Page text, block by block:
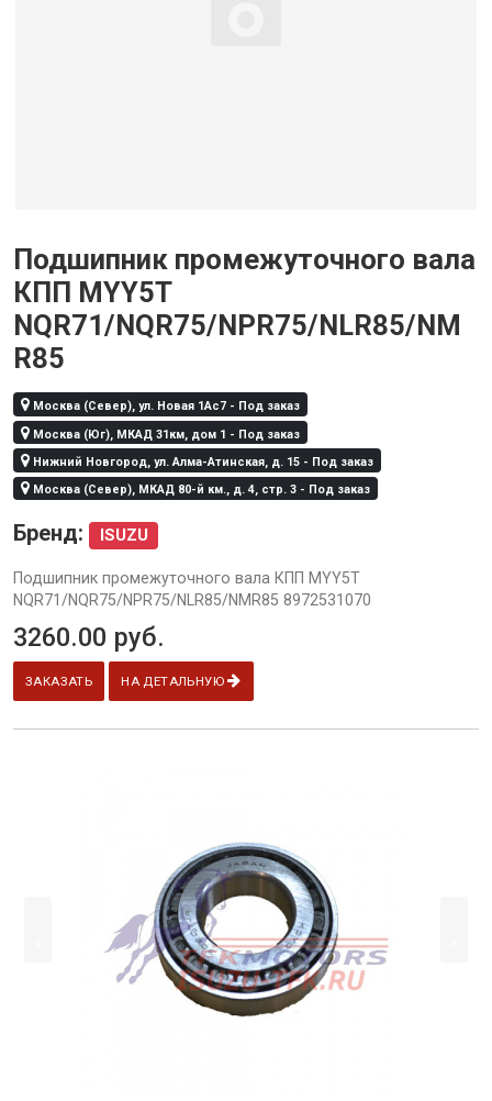
Подшипник промежуточного вала
КПП MYY5T
NQR71/NQR75/NPR75/NLR85/NM
R85
Москва (Север), ул. Новая 1Ас7 - Под заказ
Москва (Юг), МКАД 31км, дом 1 - Под заказ
Нижний Новгород, ул. Алма-Атинская, д. 15 - Под заказ
Москва (Север), МКАД 80-й км., д. 4, стр. 3 - Под заказ
Бренд: ISUZU
Подшипник промежуточного вала КПП MYY5T
NQR71/NQR75/NPR75/NLR85/NMR85 8972531070
3260.00 руб.
ЗАКАЗАТЬ НА ДЕТАЛЬНУЮ